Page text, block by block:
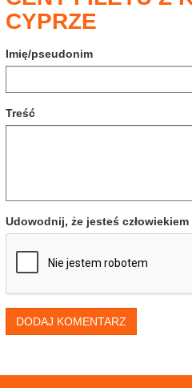
CYPRZE
Imię/pseudonim
Treść
Udowodnij, że jesteś człowiekiem
DODAJ KOMENTARZ